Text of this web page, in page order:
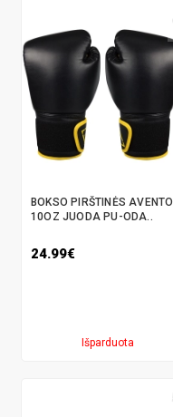
BOKSO PIRŠTINĖS AVENTO
10OZ JUODA PU-ODA..
24.99€
Išparduota